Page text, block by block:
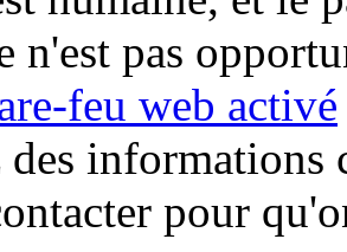
n'est pas
feu web activé
informations
pour